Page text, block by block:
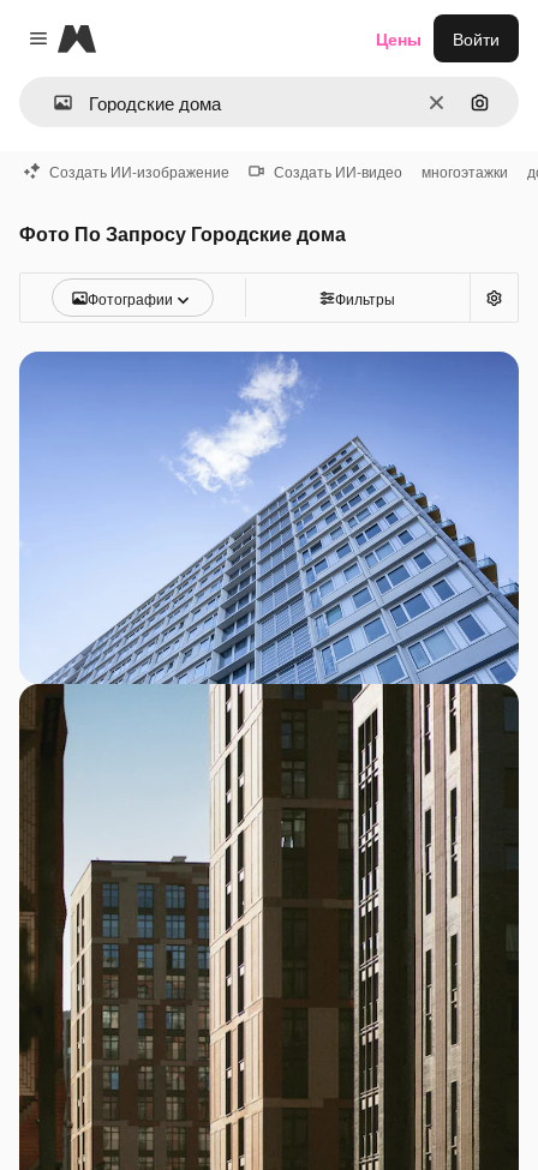
Close menu
Magnific
ОчиститьПоиск
Цены Войти
Создать ИИ-изображение Создать ИИ-видео многоэтажки
Фото По Запросу Городские дома
Фотографии Фильтры